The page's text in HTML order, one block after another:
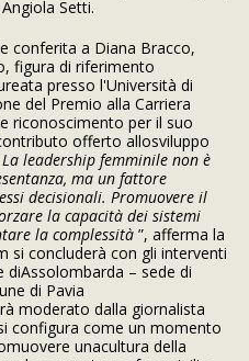
Setti.
conferita a Diana Bracco,
figura di riferimento
presso l'Università di
del Premio alla Carriera
riconoscimento per il suo
offerto allosviluppo
La leadership femminile non è
ma un fattore
decisionali. Promuovere il
la capacità dei sistemi
la complessità ”, afferma la
si concluderà con gli interventi
diAssolombarda – sede di
di Pavia
moderato dalla giornalista
configura come un momento
unacultura della